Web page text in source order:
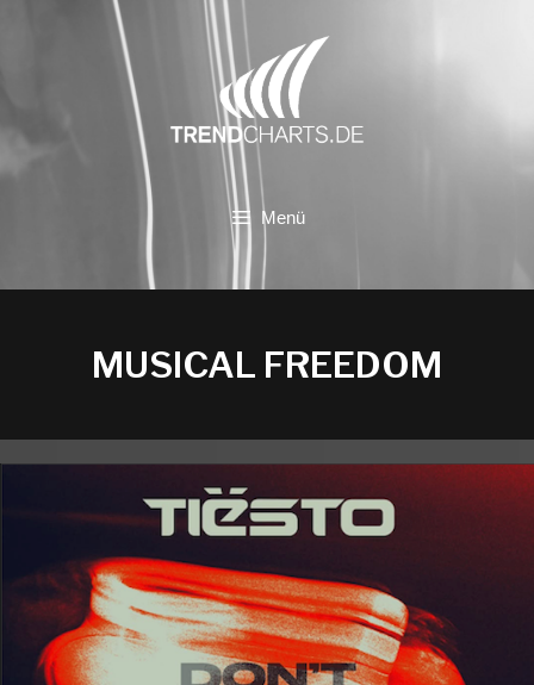
Menü
MUSICAL FREEDOM